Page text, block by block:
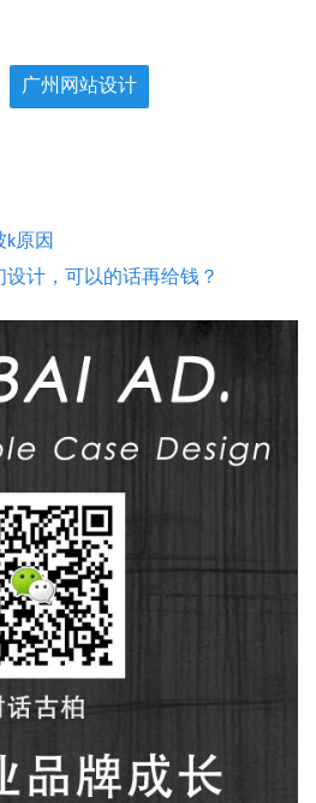
广州网站设计
原因
计，可以的话再给钱？